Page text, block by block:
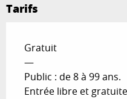
Tarifs
Gratuit
—
Public : de 8 à 99 ans.
Entrée libre et